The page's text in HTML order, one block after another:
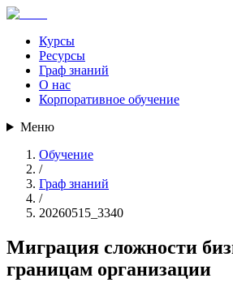
Курсы
Ресурсы
Граф знаний
О нас
Корпоративное обучение
Меню
Обучение
/
Граф знаний
/
20260515_3340
Миграция сложности
границам организации